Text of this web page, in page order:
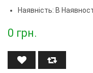
Наявність: В
0 грн.